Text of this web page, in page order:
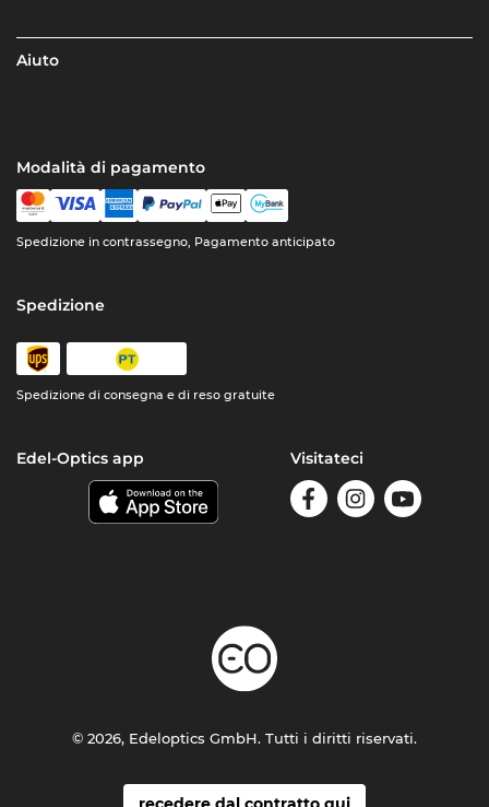
Aiuto
Modalità di pagamento
Spedizione in contrassegno, Pagamento anticipato
Spedizione
Spedizione di consegna e di reso gratuite
Edel-Optics app Visitateci
© 2026, Edeloptics GmbH. Tutti i diritti riservati.